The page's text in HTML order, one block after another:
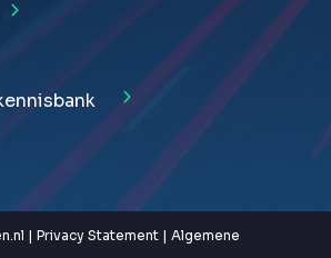
| Privacy Statement | Algemene